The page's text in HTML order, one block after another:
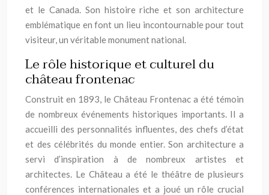
et le Canada. Son histoire riche et son architecture
emblématique en font un lieu incontournable pour tout
visiteur, un véritable monument national.
Le rôle historique et culturel du
château frontenac
Construit en 1893, le Château Frontenac a été témoin
de nombreux événements historiques importants. Il a
accueilli des personnalités influentes, des chefs d’état
et des célébrités du monde entier. Son architecture a
servi d’inspiration à de nombreux artistes et
architectes. Le Château a été le théâtre de plusieurs
conférences internationales et a joué un rôle crucial